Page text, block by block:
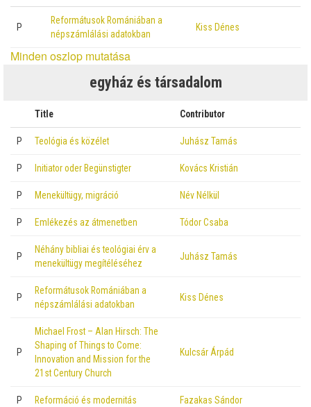
P
Reformátusok Romániában a
népszámlálási adatokban
Kiss Dénes
Minden oszlop mutatása
egyház és társadalom
Title Contributor
P Teológia és közélet Juhász Tamás
P Initiator oder Begünstigter Kovács Kristián
P Menekültügy, migráció Név Nélkül
P Emlékezés az átmenetben Tódor Csaba
P
Néhány bibliai és teológiai érv a
menekültügy megítéléséhez
Juhász Tamás
P
Reformátusok Romániában a
népszámlálási adatokban
Kiss Dénes
P
Michael Frost – Alan Hirsch: The
Shaping of Things to Come:
Innovation and Mission for the
21st Century Church
Kulcsár Árpád
P Reformáció és modernitás Fazakas Sándor